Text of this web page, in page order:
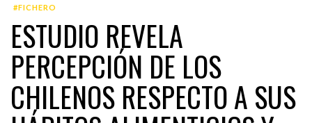
#FICHERO
ESTUDIO REVELA
PERCEPCIÓN DE LOS
CHILENOS RESPECTO A SUS